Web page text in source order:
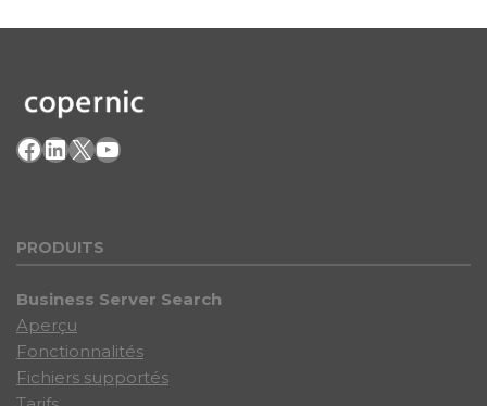
Facebook
LinkedIn
X YouTube
PRODUITS
Business Server Search
Aperçu
Fonctionnalités
Fichiers supportés